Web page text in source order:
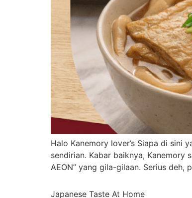
Halo Kanemory lover’s Siapa di sini
sendirian. Kabar baiknya, Kanemory
AEON” yang gila-gilaan. Serius
Japanese Taste At Home